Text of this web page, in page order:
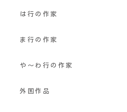
は行の作家
ま行の作家
や〜わ行の作家
外国作品